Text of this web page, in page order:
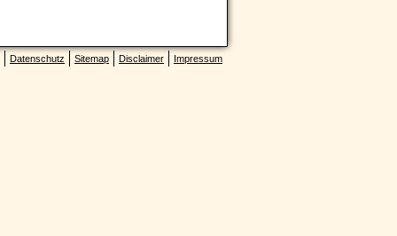
Impressum
Disclaimer
Sitemap
Datenschutz